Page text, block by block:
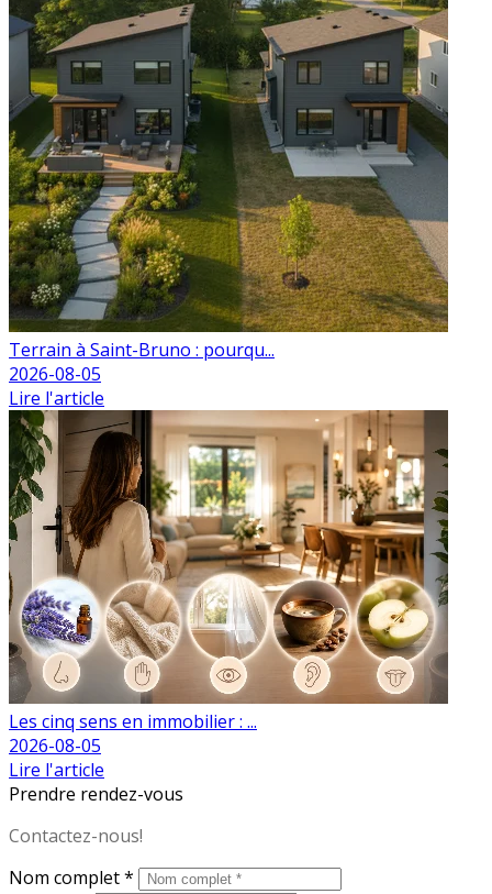
Terrain à Saint-Bruno : pourqu...
2026-08-05
Lire l'article
Les cinq sens en immobilier : ...
2026-08-05
Lire l'article
Prendre rendez-vous
Contactez-nous!
Nom complet *